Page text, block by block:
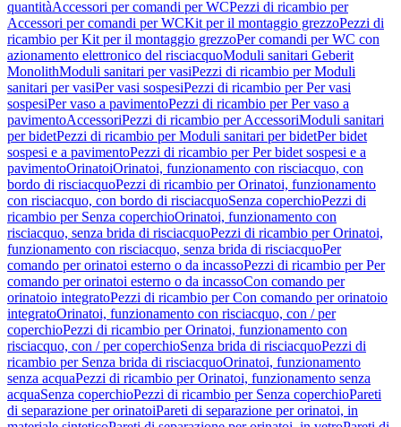
quantitàAccessori per comandi per WCPezzi di ricambio per
Accessori per comandi per WCKit per il montaggio grezzoPezzi di
ricambio per Kit per il montaggio grezzoPer comandi per WC con
azionamento elettronico del risciacquoModuli sanitari Geberit
MonolithModuli sanitari per vasiPezzi di ricambio per Moduli
sanitari per vasiPer vasi sospesiPezzi di ricambio per Per vasi
sospesiPer vaso a pavimentoPezzi di ricambio per Per vaso a
pavimentoAccessoriPezzi di ricambio per AccessoriModuli sanitari
per bidetPezzi di ricambio per Moduli sanitari per bidetPer bidet
sospesi e a pavimentoPezzi di ricambio per Per bidet sospesi e a
pavimentoOrinatoiOrinatoi, funzionamento con risciacquo, con
bordo di risciacquoPezzi di ricambio per Orinatoi, funzionamento
con risciacquo, con bordo di risciacquoSenza coperchioPezzi di
ricambio per Senza coperchioOrinatoi, funzionamento con
risciacquo, senza brida di risciacquoPezzi di ricambio per Orinatoi,
funzionamento con risciacquo, senza brida di risciacquoPer
comando per orinatoi esterno o da incassoPezzi di ricambio per Per
comando per orinatoi esterno o da incassoCon comando per
orinatoio integratoPezzi di ricambio per Con comando per orinatoio
integratoOrinatoi, funzionamento con risciacquo, con / per
coperchioPezzi di ricambio per Orinatoi, funzionamento con
risciacquo, con / per coperchioSenza brida di risciacquoPezzi di
ricambio per Senza brida di risciacquoOrinatoi, funzionamento
senza acquaPezzi di ricambio per Orinatoi, funzionamento senza
acquaSenza coperchioPezzi di ricambio per Senza coperchioPareti
di separazione per orinatoiPareti di separazione per orinatoi, in